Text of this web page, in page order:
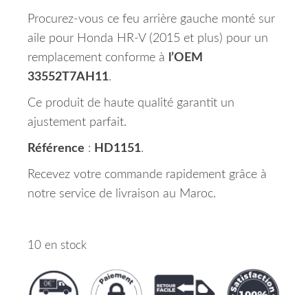
Procurez-vous ce feu arrière gauche monté sur
aile pour Honda HR-V (2015 et plus) pour un
remplacement conforme à
l’OEM
33552T7AH11.
Ce produit de haute qualité garantit un
ajustement parfait.
Référence : HD1151.
Recevez votre commande rapidement grâce à
notre service de livraison au Maroc.
10 en stock